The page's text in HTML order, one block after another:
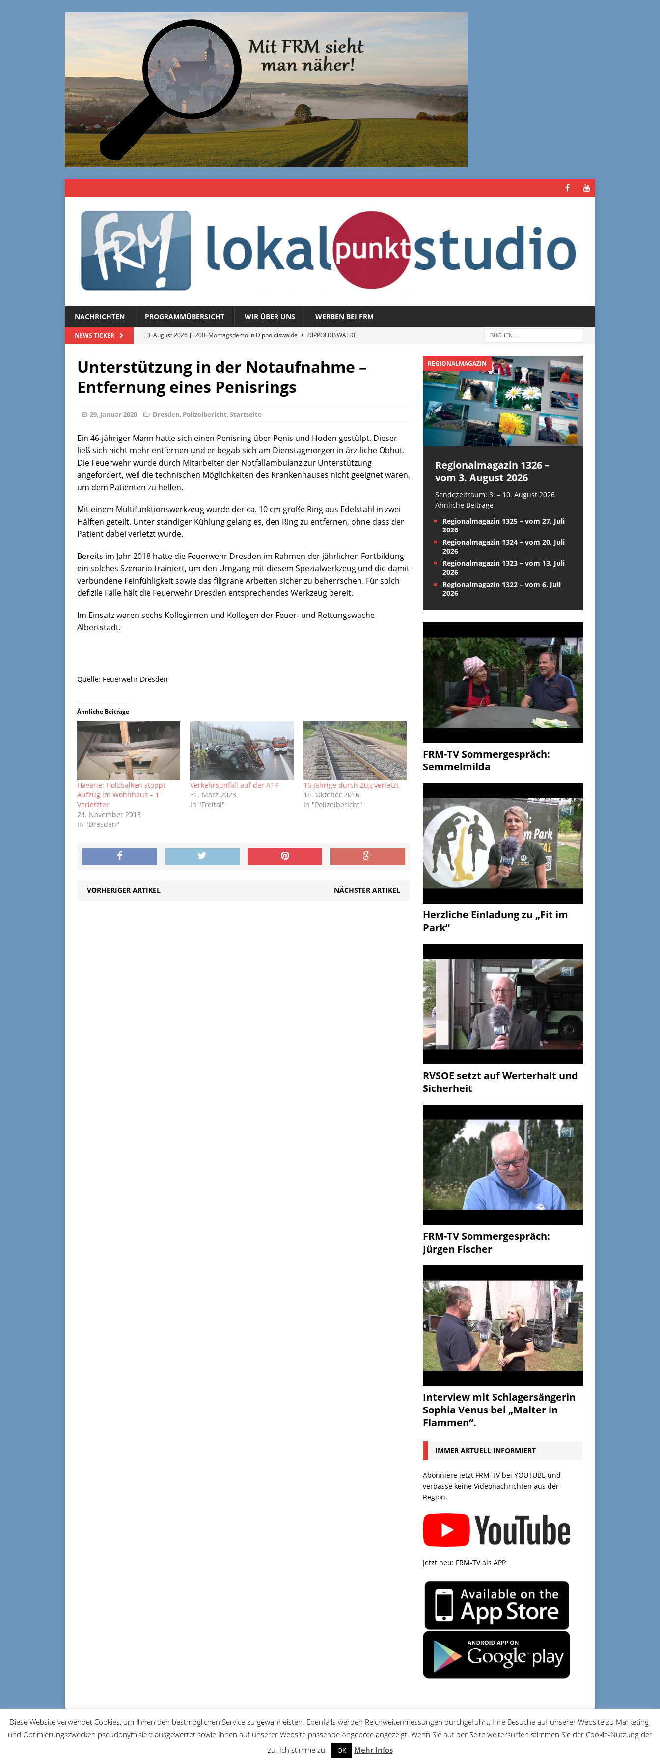
NACHRICHTEN PROGRAMMÜBERSICHT WIR ÜBER UNS WERBEN BEI FRM
NEWS TICKER [ 3. August 2026 ] 200. Montagsdemo in Dippoldiswalde
DIPPOLDISWALDE
[ 27. Juli 2026 ] Regionalmagazin 1325 – vom 27. Juli 2026
REGIONALMAGAZIN
[ 27. Juli 2026 ] Herzliche Einladung zu „Fit im Park“
FREITAL
Unterstützung in der Notaufnahme –
Entfernung eines Penisrings
29. Januar 2020 Dresden, Polizeibericht, Startseite
Ein 46-jähriger Mann hatte sich einen Penisring über Penis und Hoden gestülpt. Dieser
ließ sich nicht mehr entfernen und er begab sich am Dienstagmorgen in ärztliche Obhut.
Die Feuerwehr wurde durch Mitarbeiter der Notfallambulanz zur Unterstützung
angefordert, weil die technischen Möglichkeiten des Krankenhauses nicht geeignet waren,
um dem Patienten zu helfen.
Mit einem Multifunktionswerkzeug wurde der ca. 10 cm große Ring aus Edelstahl in zwei
Hälften geteilt. Unter ständiger Kühlung gelang es, den Ring zu entfernen, ohne dass der
Patient dabei verletzt wurde.
Bereits im Jahr 2018 hatte die Feuerwehr Dresden im Rahmen der jährlichen Fortbildung
ein solches Szenario trainiert, um den Umgang mit diesem Spezialwerkzeug und die damit
verbundene Feinfühligkeit sowie das filigrane Arbeiten sicher zu beherrschen. Für solch
defizile Fälle hält die Feuerwehr Dresden entsprechendes Werkzeug bereit.
Im Einsatz waren sechs Kolleginnen und Kollegen der Feuer- und Rettungswache
Albertstadt.
Quelle: Feuerwehr Dresden
Ähnliche Beiträge
Havarie: Holzbalken stoppt
Aufzug im Wohnhaus – 1
Verletzter
24. November 2018
In "Dresden"
Verkehrsunfall auf der A17
31. März 2023
In "Freital"
16 Jährige durch Zug verletzt
14. Oktober 2016
In "Polizeibericht"
VORHERIGER ARTIKEL NÄCHSTER ARTIKEL
REGIONALMAGAZIN
Regionalmagazin 1326 –
vom 3. August 2026
Sendezeitraum: 3. – 10. August 2026
Ähnliche Beiträge
Regionalmagazin 1325 – vom 27. Juli
2026
Regionalmagazin 1324 – vom 20. Juli
2026
Regionalmagazin 1323 – vom 13. Juli
2026
Regionalmagazin 1322 – vom 6. Juli
2026
FRM-TV Sommergespräch:
Semmelmilda
Herzliche Einladung zu „Fit im
Park“
RVSOE setzt auf Werterhalt und
Sicherheit
FRM-TV Sommergespräch:
Jürgen Fischer
Interview mit Schlagersängerin
Sophia Venus bei „Malter in
Flammen“.
IMMER AKTUELL INFORMIERT
Abonniere jetzt FRM-TV bei YOUTUBE und
verpasse keine Videonachrichten aus der
Region.
Jetzt neu: FRM-TV als APP
DATENSCHUTZ IMPRESSUM
© 2026 FRM-TV
Diese Website verwendet Cookies, um Ihnen den bestmöglichen Service zu gewährleisten. Ebenfalls werden Reichweitenmessungen durchgeführt, Ihre Besuche auf unserer Website zu Marketing-
und Optimierungszwecken pseudonymisiert ausgewertet sowie Ihnen auf unserer Website passende Angebote angezeigt. Wenn Sie auf der Seite weitersurfen stimmen Sie der Cookie-Nutzung der
zu. Ich stimme zu.
OK Mehr Infos